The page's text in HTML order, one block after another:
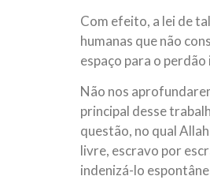
Com efeito, a lei de
humanas que não
espaço para o
Não nos
principal desse
questão, no qual
livre, escravo por
indenizá-lo